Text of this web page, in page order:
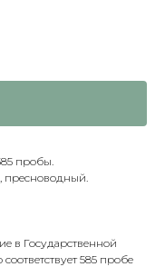
пробы.
пресноводный.
в Государственной
585 пробе